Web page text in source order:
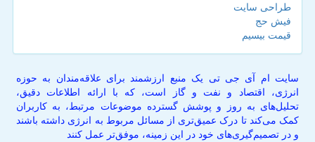
طراحی سایت
فیش حج
قیمت بیسیم
سایت ام آی جی تی یک منبع ارزشمند برای علاقه‌مندان به حوزه
انرژی، اقتصاد و نفت و گاز است، که با ارائه اطلاعات دقیق،
تحلیل‌های به روز و پوشش گسترده موضوعات مرتبط، به کاربران
کمک می‌کند تا درک عمیق‌تری از مسائل مربوط به انرژی داشته باشند
و در تصمیم‌گیری‌های خود در این زمینه، موفق‌تر عمل کنند